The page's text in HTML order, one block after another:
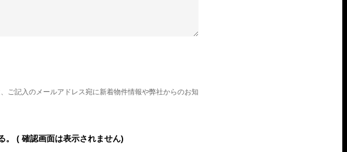
ご記入のメールアドレス宛に新着物件情報や弊社からのお知
( 確認画面は表示されません)